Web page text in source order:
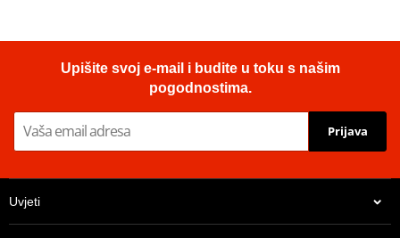
Original number of
chain links
links
114
Original number of
teeth
Lanac
520 SRX2
Connecting link of
Clip type SKJ
Upišite svoj e-mail i budite u toku s našim
pogodnostima.
Prijava
Uvjeti